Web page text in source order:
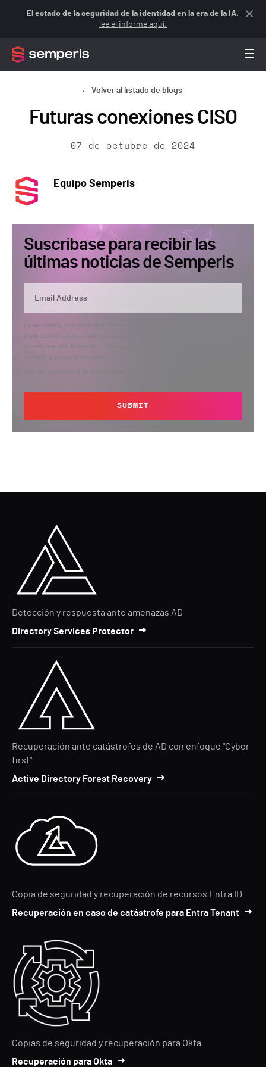
El estado de la seguridad de la identidad en la era de la IA:
lee el informe aquí.
Volver al listado de blogs
Futuras conexiones CISO
07 de octubre de 2024
Equipo Semperis
Suscríbase para recibir las
últimas noticias de Semperis
By submitting, you agree that Semperis may send you information regarding its
products and services, and use and process your personal information in
accordance with Semperis’
contacting privacy@semperis.com.
This site is protected by reCAPTCHA.
SUBMIT
Detección y respuesta ante amenazas AD
Directory Services Protector
Recuperación ante catástrofes de AD con enfoque "Cyber-
first"
Active Directory Forest Recovery
Copia de seguridad y recuperación de recursos Entra ID
Recuperación en caso de catástrofe para Entra Tenant
Copias de seguridad y recuperación para Okta
Recuperación para Okta